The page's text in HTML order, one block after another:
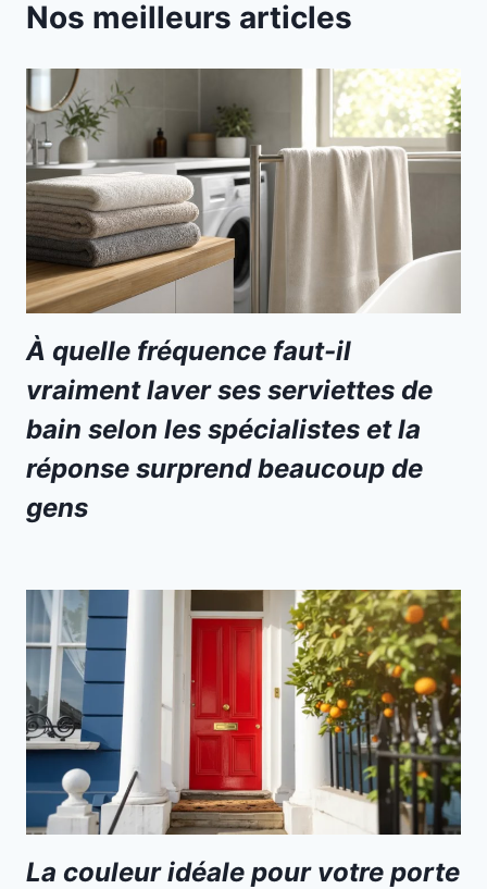
Nos meilleurs articles
À quelle fréquence faut-il
vraiment laver ses serviettes de
bain selon les spécialistes et la
réponse surprend beaucoup de
gens
La couleur idéale pour votre porte